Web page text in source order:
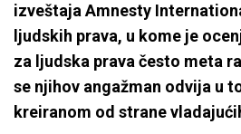
izveštaja Amnesty
ljudskih prava, u kome je
za ljudska prava često meta
se njihov angažman odvija u
kreiranom od strane